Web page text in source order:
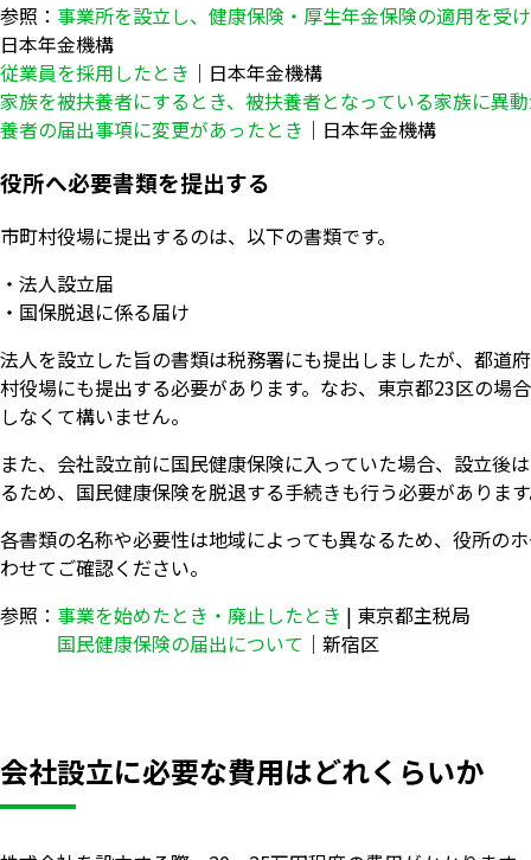
参照： 事業所を設立し、健康保険・厚生年金保険の適用を受
日本年金機構
従業員を採用したとき ｜日本年金機構
家族を被扶養者にするとき、被扶養者となっている家族に異
養者の届出事項に変更があったとき ｜日本年金機構
役所へ必要書類を提出する
市町村役場に提出するのは、以下の書類です。
・法人設立届
・国保脱退に係る届け
法人を設立した旨の書類は税務署にも提出しましたが、都道
村役場にも提出する必要があります。なお、東京都23区の場
しなくて構いません。
また、会社設立前に国民健康保険に入っていた場合、設立後
るため、国民健康保険を脱退する手続きも行う必要がありま
各書類の名称や必要性は地域によっても異なるため、役所の
わせてご確認ください。
参照： 事業を始めたとき・廃止したとき | 東京都主税局
国民健康保険の届出について ｜新宿区
会社設立に必要な費用はどれくらいか